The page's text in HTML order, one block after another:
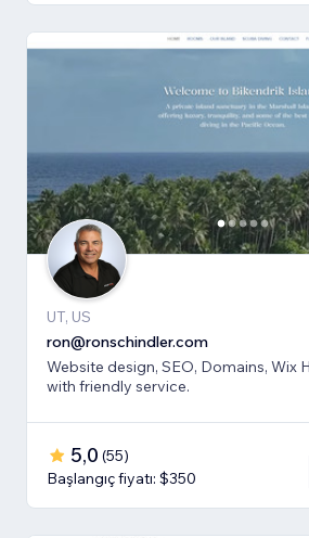
UT, US
ron@ronschindler.com
Website design, SEO, Domains, Wix
with friendly service.
5,0 (55)
Başlangıç fiyatı: $350